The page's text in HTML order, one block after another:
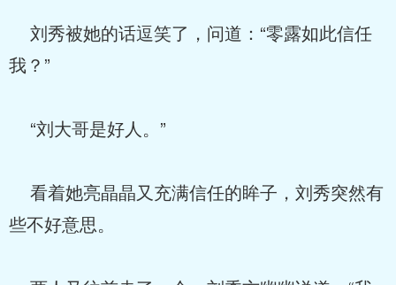
刘秀被她的话逗笑了，问道：“零露如此信任
我？”
“刘大哥是好人。”
看着她亮晶晶又充满信任的眸子，刘秀突然有
些不好意思。